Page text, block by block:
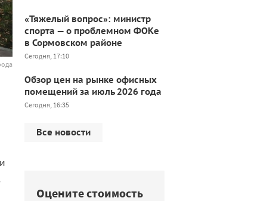
«Тяжелый вопрос»: министр
спорта — о проблемном ФОКе
в Сормовском районе
Сегодня, 17:10
Обзор цен на рынке офисных
помещений за июль 2026 года
Сегодня, 16:35
Все новости
Оцените стоимость